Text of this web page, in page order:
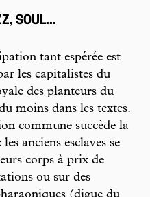
SOUL...
tant espérée est
les capitalistes du
des planteurs du
moins dans les textes.
commune succède la
anciens esclaves se
corps à prix de
ou sur des